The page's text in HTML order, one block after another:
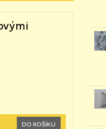
DO KOŠÍKU